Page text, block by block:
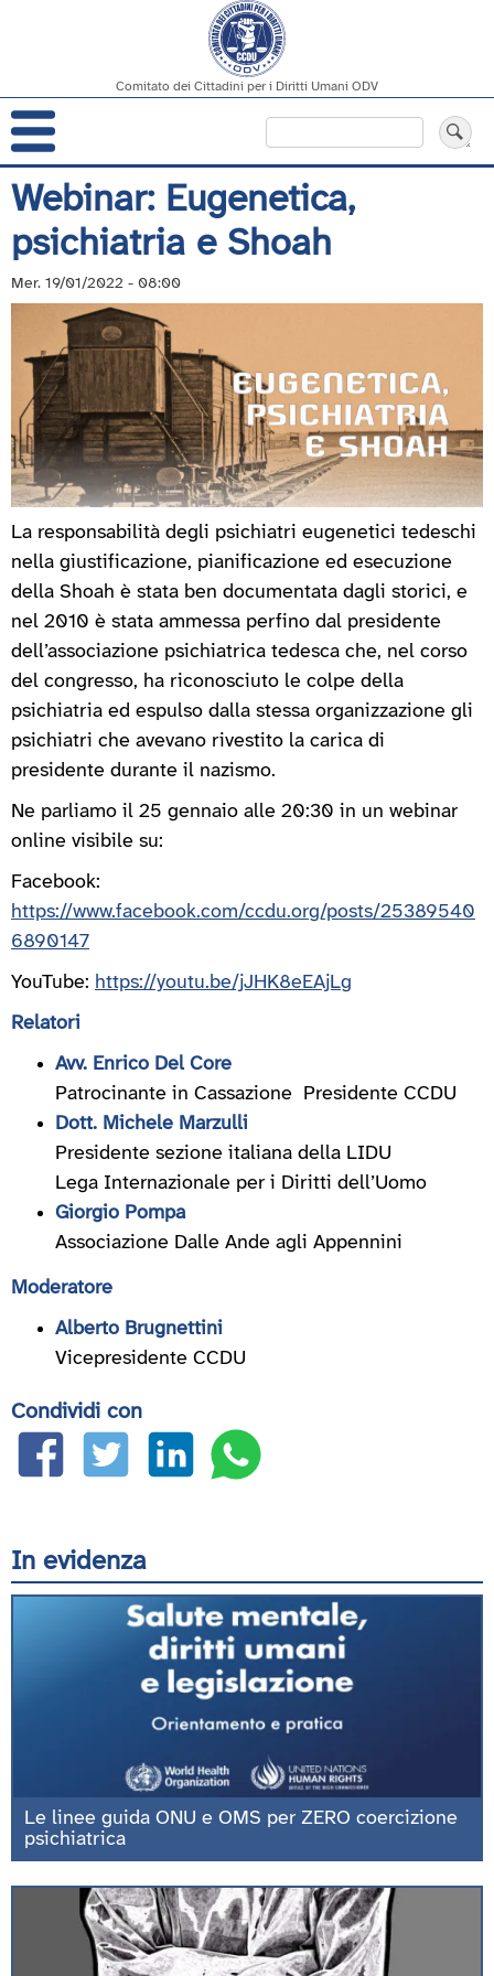
Salta
contenuto
principale
Comitato dei Cittadini per i Diritti Umani ODV
Navigazione
principale
Webinar: Eugenetica,
psichiatria e Shoah
Mer. 19/01/2022 - 08:00
La responsabilità degli psichiatri eugenetici tedeschi
nella giustificazione, pianificazione ed esecuzione
della Shoah è stata ben documentata dagli storici, e
nel 2010 è stata ammessa perfino dal presidente
dell’associazione psichiatrica tedesca che, nel corso
del congresso, ha riconosciuto le colpe della
psichiatria ed espulso dalla stessa organizzazione gli
psichiatri che avevano rivestito la carica di
presidente durante il nazismo.
Ne parliamo il 25 gennaio alle 20:30 in un webinar
online visibile su:
Facebook:
https://www.facebook.com/ccdu.org/posts/25389540
6890147
YouTube: https://youtu.be/jJHK8eEAjLg
Relatori
Avv. Enrico Del Core
Patrocinante in Cassazione Presidente CCDU
Dott. Michele Marzulli
Presidente sezione italiana della LIDU
Lega Internazionale per i Diritti dell’Uomo
Giorgio Pompa
Associazione Dalle Ande agli Appennini
Moderatore
Alberto Brugnettini
Vicepresidente CCDU
Condividi con
In evidenza
Le linee guida ONU e OMS per ZERO coercizione
psichiatrica